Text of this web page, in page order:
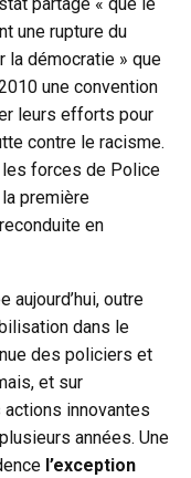
une rupture du
la démocratie » que
une convention
leurs efforts pour
contre le racisme.
les forces de Police
première
en
aujourd’hui, outre
dans le
des policiers et
et sur
innovantes
années. Une
l’exception